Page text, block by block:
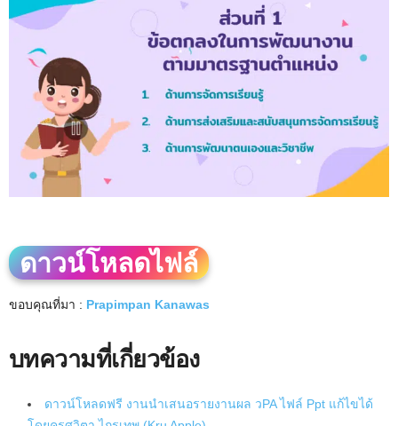
ดาวน์โหลดไฟล์
ขอบคุณที่มา : Prapimpan Kanawas
บทความที่เกี่ยวข้อง
ดาวน์โหลดฟรี งานนำเสนอรายงานผล วPA ไฟล์ Ppt แก้ไขได้